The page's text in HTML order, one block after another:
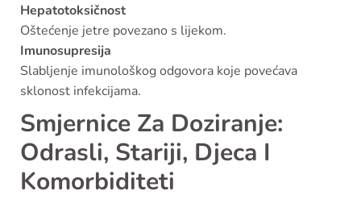
Hepatotoksičnost
Oštećenje jetre povezano s lijekom.
Imunosupresija
Slabljenje imunološkog odgovora koje povećava
sklonost infekcijama.
Smjernice Za Doziranje:
Odrasli, Stariji, Djeca I
Komorbiditeti